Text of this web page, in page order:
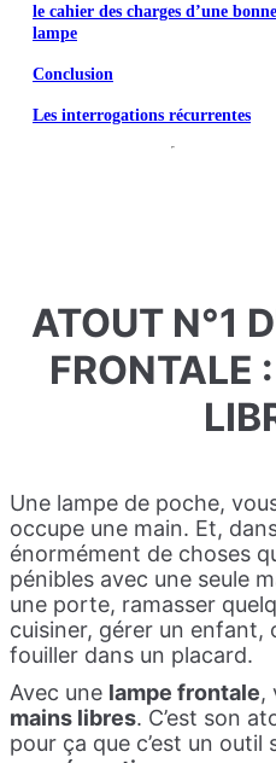
le cahier des charges d’une bonne
lampe
Conclusion
Les interrogations récurrentes
ATOUT N°1
FRONTALE
Une lampe de poche,
occupe une main. Et,
énormément de choses
pénibles avec une seule
une porte, ramasser
cuisiner, gérer un enfant,
fouiller dans un placard.
Avec une lampe frontale,
mains libres. C’est son
pour ça que c’est un outil